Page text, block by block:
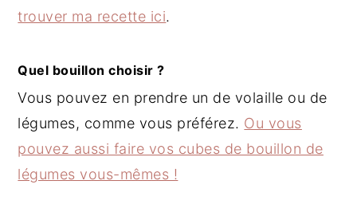
trouver ma recette ici.
Quel bouillon choisir ?
Vous pouvez en prendre un de volaille ou de
légumes, comme vous préférez. Ou vous
pouvez aussi faire vos cubes de bouillon de
légumes vous-mêmes !